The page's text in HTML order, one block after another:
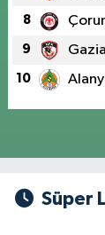
8
9
10
Süper